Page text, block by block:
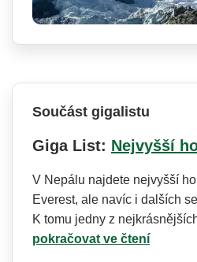
Součást gigalistu
Giga List: Nejvyšší
V Nepálu najdete nejvyšší
Everest, ale navíc i dalších
K tomu jedny z
pokračovat ve čtení